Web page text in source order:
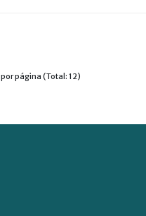
por página (Total: 12)